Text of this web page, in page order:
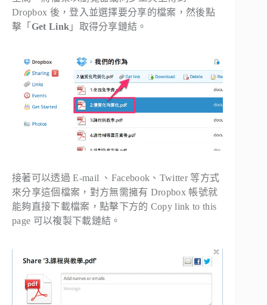
Dropbox 後，登入並選擇要分享的檔案，然後點
擊「 Get Link 」取得分享鏈結。
接著可以透過 E-mail 、Facebook、Twitter 等方式
來分享這個檔案，對方無需擁有 Dropbox 帳號就
能夠直接下載檔案，點擊下方的 Copy link to this
page 可以複製下載鏈結。